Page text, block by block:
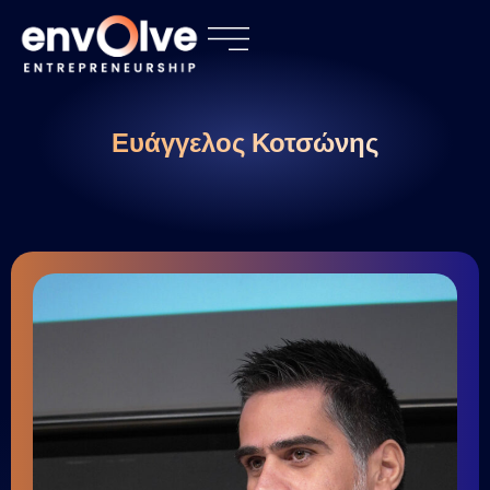
Ευάγγελος Κοτσώνης